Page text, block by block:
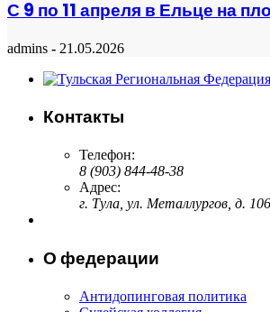
С 9 по 11 апреля в Ельце на
admins - 21.05.2026
Контакты
Телефон:
8 (903) 844-48-38
Адрес:
г. Тула, ул. Металлургов, д.
О федерации
Антидопинговая политика